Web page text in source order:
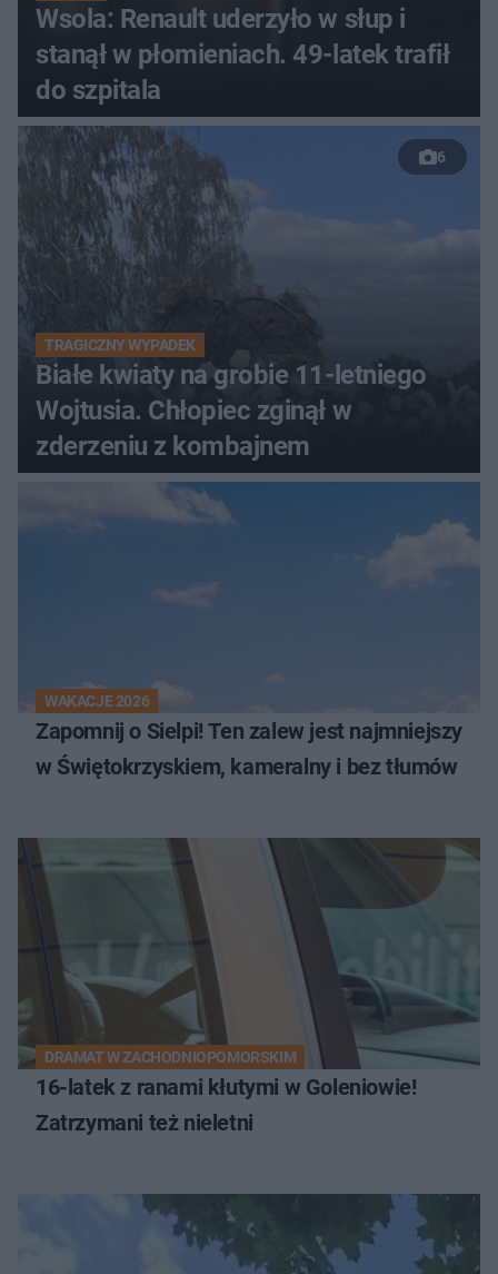
Wsola: Renault uderzyło w słup i
stanął w płomieniach. 49-latek trafił
do szpitala
6
TRAGICZNY WYPADEK
Białe kwiaty na grobie 11-letniego
Wojtusia. Chłopiec zginął w
zderzeniu z kombajnem
WAKACJE 2026
Zapomnij o Sielpi! Ten zalew jest najmniejszy
w Świętokrzyskiem, kameralny i bez tłumów
DRAMAT W ZACHODNIOPOMORSKIM
16-latek z ranami kłutymi w Goleniowie!
Zatrzymani też nieletni